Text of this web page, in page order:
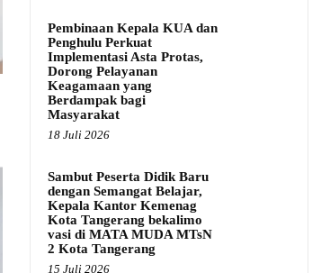
Pembinaan Kepala KUA dan
Penghulu Perkuat
Implementasi Asta Protas,
Dorong Pelayanan
Keagamaan yang
Berdampak bagi
Masyarakat
18 Juli 2026
Sambut Peserta Didik Baru
dengan Semangat Belajar,
Kepala Kantor Kemenag
Kota Tangerang bekalimo
vasi di MATA MUDA MTsN
2 Kota Tangerang
15 Juli 2026